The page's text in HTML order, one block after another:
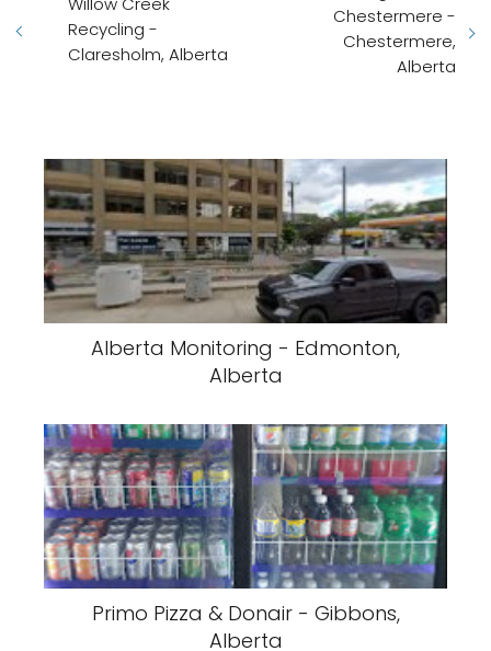
Recycling -
Claresholm, Alberta
Chestermere -
Chestermere,
Alberta
Alberta Monitoring - Edmonton,
Alberta
Primo Pizza & Donair - Gibbons,
Alberta